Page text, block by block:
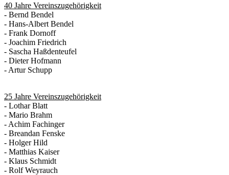
40 Jahre Vereinszugehörigkeit
- Bernd Bendel
- Hans-Albert Bendel
- Frank Dornoff
- Joachim Friedrich
- Sascha Haßdenteufel
- Dieter Hofmann
- Artur Schupp
25 Jahre Vereinszugehörigkeit
- Lothar Blatt
- Mario Brahm
- Achim Fachinger
- Breandan Fenske
- Holger Hild
- Matthias Kaiser
- Klaus Schmidt
- Rolf Weyrauch